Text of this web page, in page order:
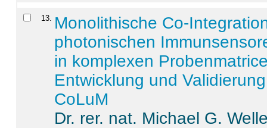
13
Monolithische Co-
photonischen
in komplexen
Entwicklung und
CoLuM
Dr. rer. nat. Michael G.